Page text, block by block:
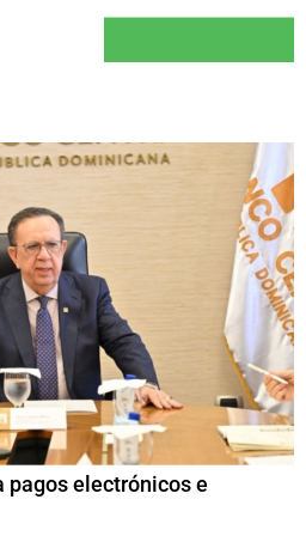
electrónicos e